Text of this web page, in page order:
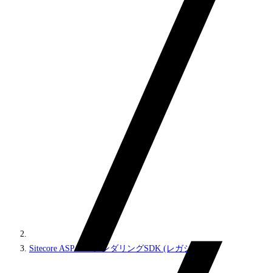
Sitecore ASP.NETレンダリングSDK (レガシー)